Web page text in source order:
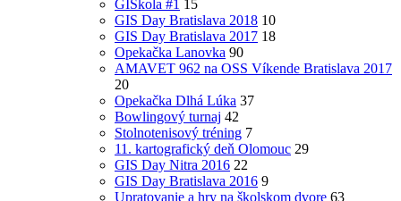
GISkola #1 15
GIS Day Bratislava 2018 10
GIS Day Bratislava 2017 18
Opekačka Lanovka 90
AMAVET 962 na OSS Víkende Bratislava 2017
20
Opekačka Dlhá Lúka 37
Bowlingový turnaj 42
Stolnotenisový tréning 7
11. kartografický deň Olomouc 29
GIS Day Nitra 2016 22
GIS Day Bratislava 2016 9
Upratovanie a hry na školskom dvore 63